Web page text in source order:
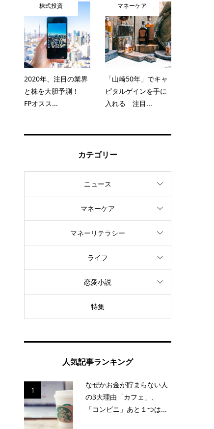
株式投資
2020年、注目の業界
と株を大胆予測！
FPオスス...
マネーケア
「山崎50年」でキャ
ピタルゲインを手に
入れる 注目...
カテゴリー
ニュース
マネーケア
マネーリテラシー
ライフ
恋愛小説
特集
人気記事ランキング
1
なぜかお金が貯まらない人
の3大理由「カフェ」、
「コンビニ」あと１つは...